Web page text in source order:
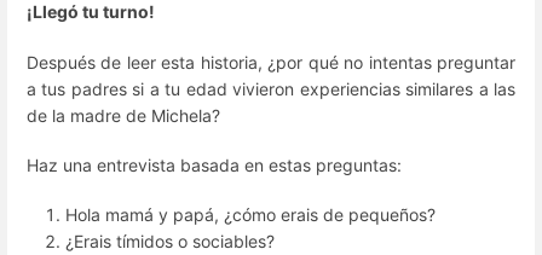
¡Llegó tu turno!
Después de leer esta historia, ¿por qué no intentas preguntar
a tus padres si a tu edad vivieron experiencias similares a las
de la madre de Michela?
Haz una entrevista basada en estas preguntas:
Hola mamá y papá, ¿cómo erais de pequeños?
¿Erais tímidos o sociables?